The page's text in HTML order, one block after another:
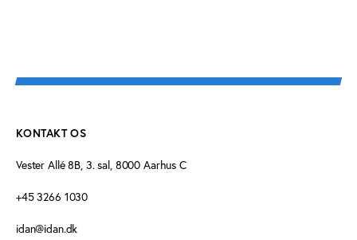
KONTAKT OS
Vester Allé 8B, 3. sal, 8000 Aarhus C
+45 3266 1030
idan@idan.dk